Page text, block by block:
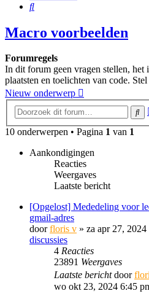
Zoek
Macro voorbeelden
Forumregels
In dit forum geen vragen stellen, het
plaatsten en toelichten van code.
Nieuw onderwerp
10 onderwerpen • Pagina 1 van 1
Aankondigingen
Reacties
Weergaves
Laatste bericht
[Opgelost] Mededeling voor
gmail-adres
doorfloris v » za apr 27,
discussies
4 Reacties
23891 Weergaves
Laatste berichtdoor
wo okt 23, 2024 6:45